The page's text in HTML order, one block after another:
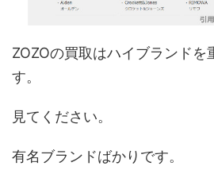
ZOZOの買取はハイブランドを
す。
見てください。
有名ブランドばかりです。